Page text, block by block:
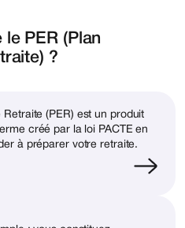
le PER (Plan
?
Retraite (PER) est un produit
créé par la loi PACTE en
à préparer votre retraite.